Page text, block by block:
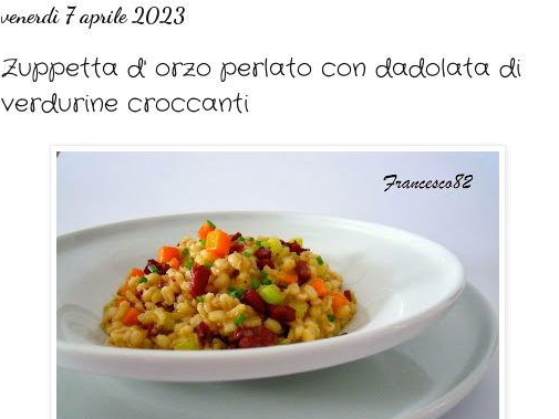
venerdì 7 aprile 2023
Zuppetta d' orzo perlato con dadolata di
verdurine croccanti